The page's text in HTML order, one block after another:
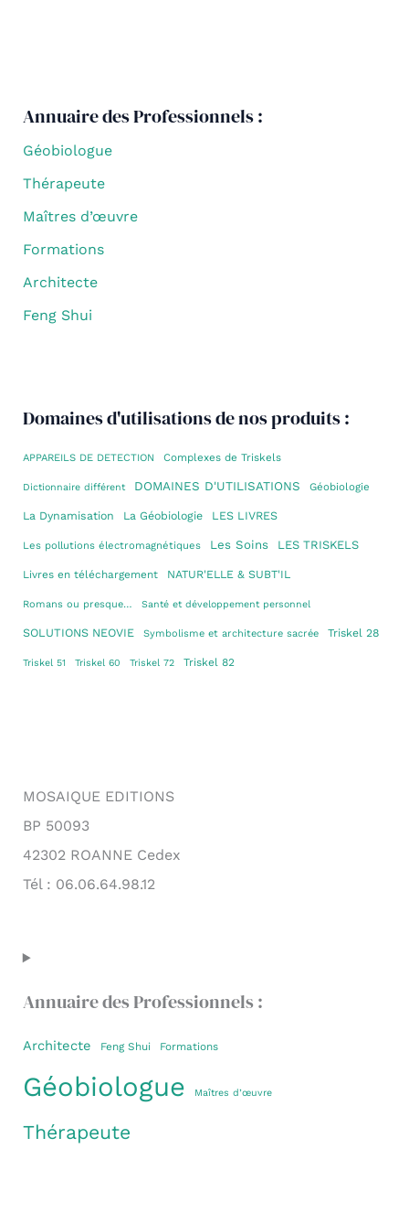
Annuaire des Professionnels :
Géobiologue
Thérapeute
Maîtres d’œuvre
Formations
Architecte
Feng Shui
Domaines d'utilisations de nos produits :
APPAREILS DE DETECTION Complexes de Triskels
Dictionnaire différent DOMAINES D'UTILISATIONS Géobiologie
La Dynamisation La Géobiologie LES LIVRES
Les pollutions électromagnétiques Les Soins LES TRISKELS
Livres en téléchargement NATUR'ELLE & SUBT'IL
Romans ou presque… Santé et développement personnel
SOLUTIONS NEOVIE Symbolisme et architecture sacrée Triskel 28
Triskel 51 Triskel 60 Triskel 72 Triskel 82
MOSAIQUE EDITIONS
BP 50093
42302 ROANNE Cedex
Tél : 06.06.64.98.12
Annuaire des Professionnels :
Architecte Feng Shui Formations
Géobiologue Maîtres d’œuvre
Thérapeute